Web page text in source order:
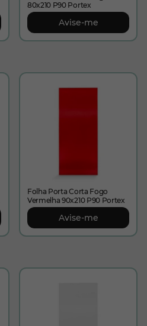
80x210 P90 Portex
Avise-me
Folha Porta Corta Fogo
Vermelha 90x210 P90 Portex
Avise-me